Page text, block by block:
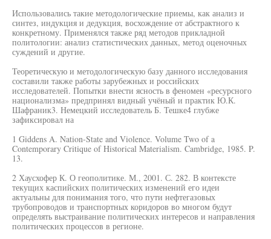
Использовались такие методологические приемы, как анализ и
синтез, индукция и дедукция, восхождение от абстрактного к
конкретному. Применялся также ряд методов прикладной
политологии: анализ статистических данных, метод оценочных
суждений и другие.
Теоретическую и методологическую базу данного исследования
составили также работы зарубежных и российских
исследователей. Попытки внести ясность в феномен «ресурсного
национализма» предпринял видный учёный и практик Ю.К.
Шафраник3. Немецкий исследователь Б. Тешке4 глубже
зафиксировал на
1 Giddens A. Nation-State and Violence. Volume Two of a
Contemporary Critique of Historical Materialism. Cambridge, 1985. P.
13.
2 Хаусхофер К. О геополитике. М., 2001. С. 282. В контексте
текущих каспийских политических изменений его идеи
актуальны для понимания того, что пути нефтегазовых
трубопроводов и транспортных коридоров во многом будут
определять выстраивание политических интересов и направления
политических процессов в регионе.